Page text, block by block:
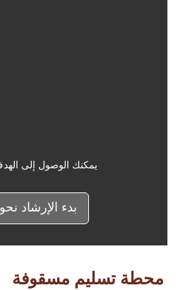
يمكنك الوصول إلى
بدء الإرشاد
محطة تسليم مسقوفة